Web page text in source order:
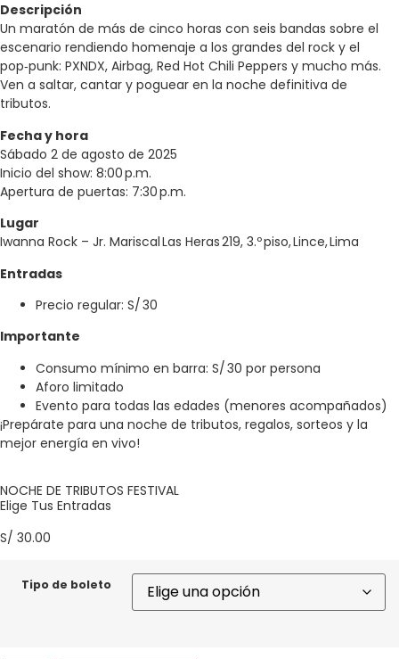
Descripción
Un maratón de más de cinco horas con seis bandas sobre el
escenario rendiendo homenaje a los grandes del rock y el
pop‑punk: PXNDX, Airbag, Red Hot Chili Peppers y mucho más.
Ven a saltar, cantar y poguear en la noche definitiva de
tributos.
Fecha y hora
Sábado 2 de agosto de 2025
Inicio del show: 8:00 p.m.
Apertura de puertas: 7:30 p.m.
Lugar
Iwanna Rock – Jr. Mariscal Las Heras 219, 3.º piso, Lince, Lima
Entradas
Precio regular: S/ 30
Importante
Consumo mínimo en barra: S/ 30 por persona
Aforo limitado
Evento para todas las edades (menores acompañados)
¡Prepárate para una noche de tributos, regalos, sorteos y la
mejor energía en vivo!
NOCHE DE TRIBUTOS FESTIVAL
Elige Tus Entradas
S/ 30.00
Tipo de boleto